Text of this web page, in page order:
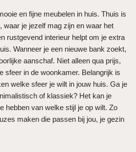
en fijne meubelen in huis. Thuis is
waar je jezelf mag zijn en waar het
rustgevend interieur helpt om je extra
Wanneer je een nieuwe bank zoekt,
aanschaf. Niet alleen qua prijs,
sfeer in de woonkamer. Belangrijk is
welke sfeer je wilt in jouw huis. Ga je
of klassiek? Het kan je
hebben van welke stijl je op wilt. Zo
maken die passen bij jou, je gezin